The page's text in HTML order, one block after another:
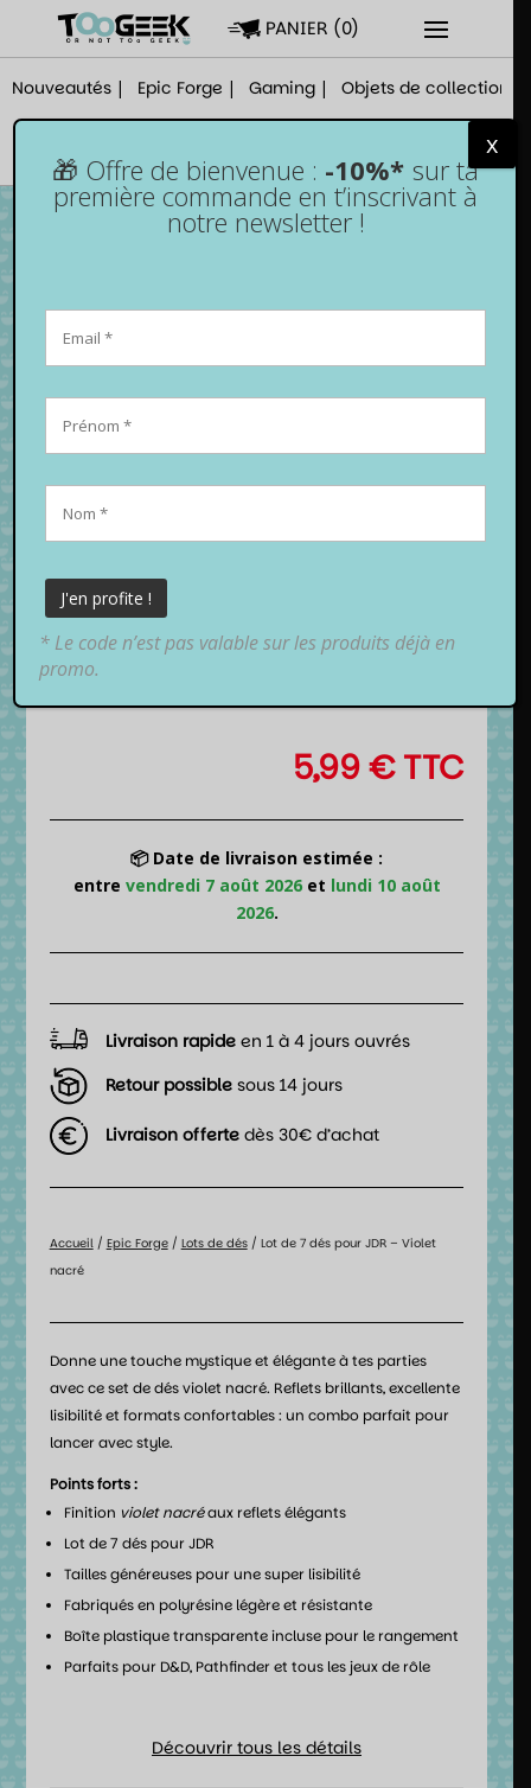
PANIER (0)
Nouveautés Epic Forge Gaming Objets de collection
5,99€TTC
📦 Date de livraison estimée :
entre vendredi 7 août 2026et lundi 10 août
2026.
Livraison rapide en 1 à 4 jours ouvrés
Retour possible sous 14 jours
Livraison offerte dès 30€ d’achat
Accueil/ Epic Forge/ Lots de dés/ Lot de 7 dés pour JDR – Violet
nacré
Donne une touche mystique et élégante à tes parties
avec ce set de dés violet nacré. Reflets brillants, excellente
lisibilité et formats confortables : un combo parfait pour
lancer avec style.
Points forts :
Finition violet nacréaux reflets élégants
Lot de 7 dés pour JDR
Tailles généreuses pour une super lisibilité
Fabriqués en polyrésine légère et résistante
Boîte plastique transparente incluse pour le rangement
Parfaits pour D&D, Pathfinder et tous les jeux de rôle
Découvrir tous les détails
🎁 Offre de bienvenue : -10%* sur ta
première commande en t’inscrivant à
notre newsletter !
* Le code n’est pas valable sur les produits déjà en
promo.
x